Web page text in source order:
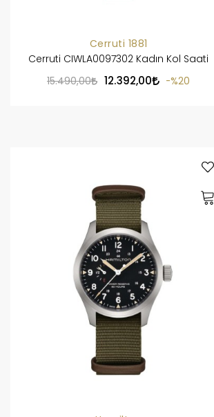
Cerruti 1881
Cerruti CIWLA0097302 Kadın Kol Saati
15.490,00 12.392,00 %20